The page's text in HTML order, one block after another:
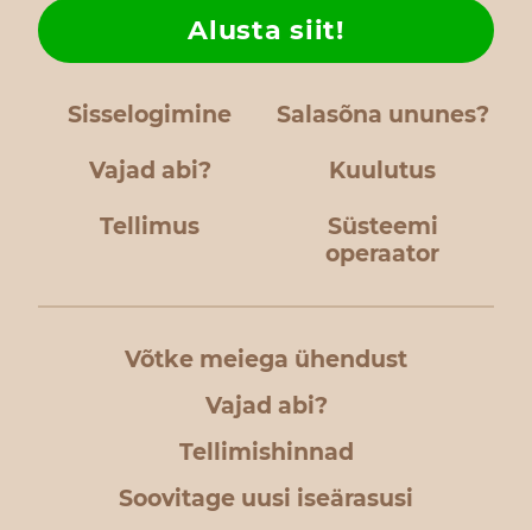
Sisselogimine Salasõna ununes?
Vajad abi?
Alusta siit!
Kuulutus
Tellimus
Süsteemi
operaator
Võtke meiega ühendust
Vajad abi?
Tellimishinnad
Soovitage uusi iseärasusi